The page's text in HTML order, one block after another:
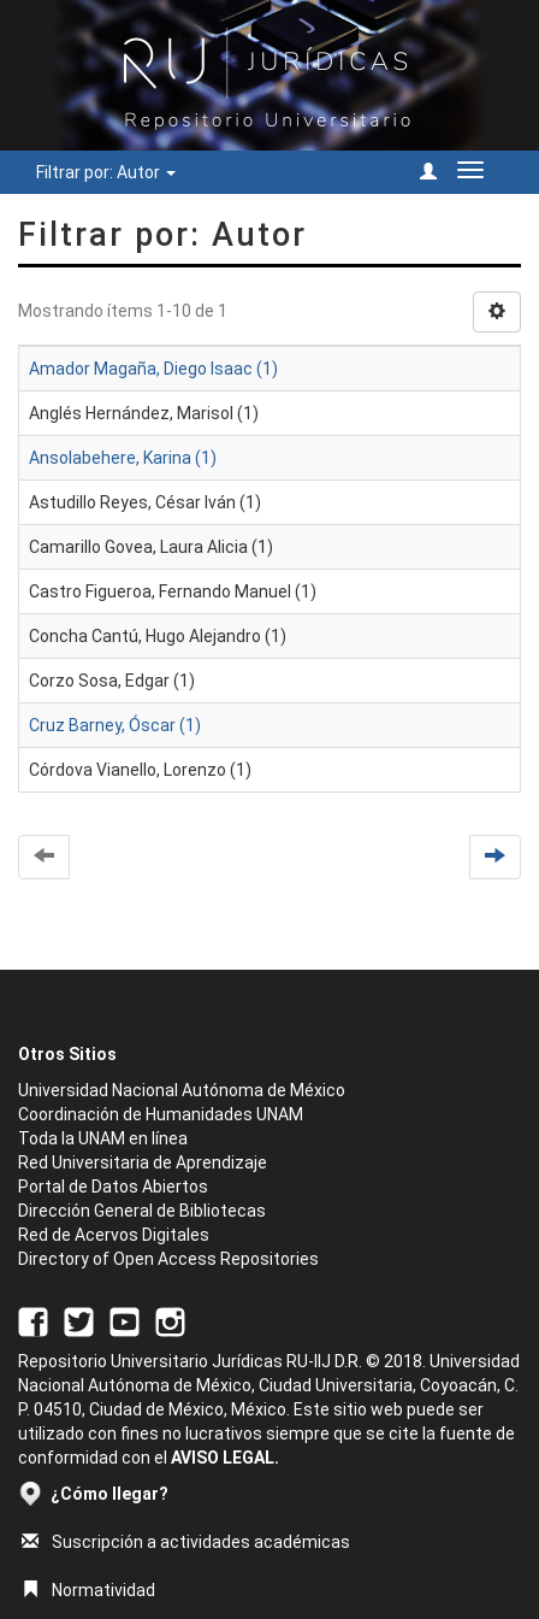
Filtrar por: Autor
Cambiar
Filtrar por: Autor
Mostrando ítems 1-10 de 1
Amador Magaña, Diego Isaac (1)
Anglés Hernández, Marisol (1)
Ansolabehere, Karina (1)
Astudillo Reyes, César Iván (1)
Camarillo Govea, Laura Alicia (1)
Castro Figueroa, Fernando Manuel (1)
Concha Cantú, Hugo Alejandro (1)
Corzo Sosa, Edgar (1)
Cruz Barney, Óscar (1)
Córdova Vianello, Lorenzo (1)
Otros Sitios
Universidad Nacional Autónoma de México
Coordinación de Humanidades UNAM
Toda la UNAM en línea
Red Universitaria de Aprendizaje
Portal de Datos Abiertos
Dirección General de Bibliotecas
Red de Acervos Digitales
Directory of Open Access Repositories
Repositorio Universitario Jurídicas RU-IIJ D.R. © 2018. Universidad
Nacional Autónoma de México, Ciudad Universitaria, Coyoacán, C.
P. 04510, Ciudad de México, México. Este sitio web puede ser
utilizado con fines no lucrativos siempre que se cite la fuente de
conformidad con el AVISO LEGAL.
¿Cómo llegar?
Suscripción a actividades académicas
Normatividad